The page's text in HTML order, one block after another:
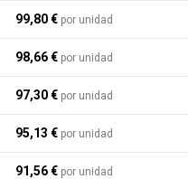
99,80 € por unidad
98,66 € por unidad
97,30 € por unidad
95,13 € por unidad
91,56 € por unidad